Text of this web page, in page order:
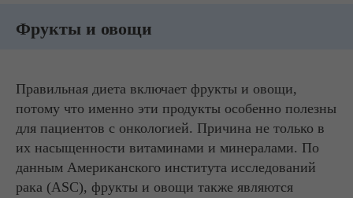
Фрукты и овощи
Правильная диета включает фрукты и овощи,
потому что именно эти продукты особенно полезны
для пациентов с онкологией. Причина не только в
их насыщенности витаминами и минералами. По
данным Американского института исследований
рака (ASC), фрукты и овощи также являются